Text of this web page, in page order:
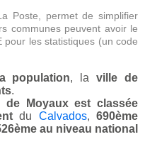
Poste, permet de simplifier
communes peuvent avoir le
pour les statistiques (un code
population, laville de
.
de Moyaux est classée
du Calvados, 690ème
au niveau national